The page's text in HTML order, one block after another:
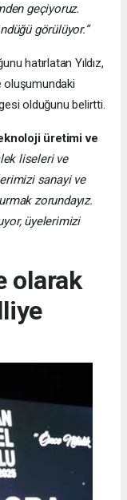
geçiyoruz.
görülüyor.”
hatırlatan Yıldız,
oluşumundaki
olduğunu belirtti.
üretimi ve
liseleri ve
sanayi ve
zorundayız.
üyelerimizi
olarak